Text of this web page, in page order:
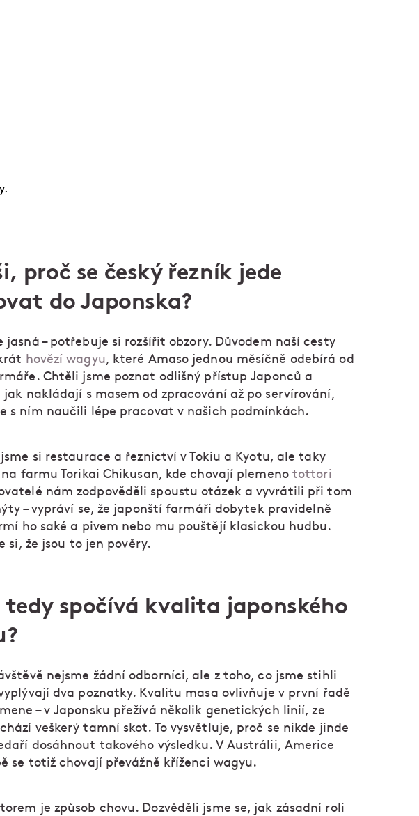
proč se český řezník jede
do Japonska?
jasná – potřebuje si rozšířit obzory. Důvodem naší cesty
hovězí wagyu, které Amaso jednou měsíčně odebírá od
Chtěli jsme poznat odlišný přístup Japonců a
jak nakládají s masem od zpracování až po servírování,
s ním naučili lépe pracovat v našich podmínkách.
jsme si restaurace a řeznictví v Tokiu a Kyotu, ale taky
farmu Torikai Chikusan, kde chovají plemeno tottori
nám zodpověděli spoustu otázek a vyvrátili při tom
– vypráví se, že japonští farmáři dobytek pravidelně
ho saké a pivem nebo mu pouštějí klasickou hudbu.
si, že jsou to jen pověry.
tedy spočívá kvalita japonského
nejsme žádní odborníci, ale z toho, co jsme stihli
dva poznatky. Kvalitu masa ovlivňuje v první řadě
– v Japonsku přežívá několik genetických linií, ze
veškerý tamní skot. To vysvětluje, proč se nikde jinde
dosáhnout takového výsledku. V Austrálii, Americe
se totiž chovají převážně kříženci wagyu.
je způsob chovu. Dozvěděli jsme se, jak zásadní roli